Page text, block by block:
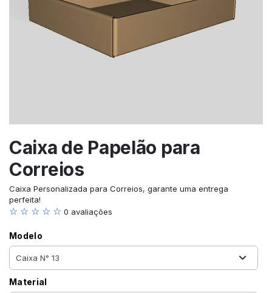
Caixa de Papelão para
Correios
Caixa Personalizada para Correios, garante uma entrega
perfeita!
☆ ☆ ☆ ☆ ☆ 0 avaliações
Modelo
Material